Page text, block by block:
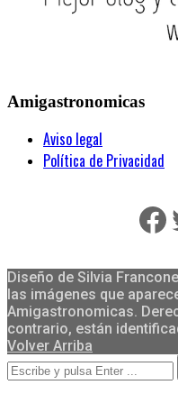
Amigastronomicas
Aviso legal
Política de Privacidad
Diseño de Silvia
las imágenes que
Amigastronomicas.
contrario, están
Volver Arriba
Search
for: